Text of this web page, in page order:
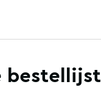
bestellijst